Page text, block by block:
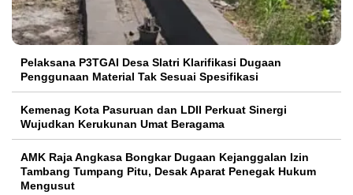
Pelaksana P3TGAI Desa Slatri Klarifikasi Dugaan
Penggunaan Material Tak Sesuai Spesifikasi
Kemenag Kota Pasuruan dan LDII Perkuat Sinergi
Wujudkan Kerukunan Umat Beragama
AMK Raja Angkasa Bongkar Dugaan Kejanggalan Izin
Tambang Tumpang Pitu, Desak Aparat Penegak Hukum
Mengusut